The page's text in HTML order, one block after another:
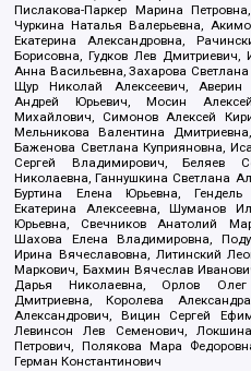
Пислакова-Паркер Марина
Чуркина Наталья Валерьевна,
Екатерина Александровна,
Борисовна, Гудков Лев
Анна Васильевна, Захарова
Щур Николай Алексеевич,
Андрей Юрьевич, Мосин
Михайлович, Симонов Алексей
Мельникова Валентина
Баженова Светлана Куприяновна,
Сергей Владимирович, Беляев
Николаевна, Ганнушкина Светлана
Буртина Елена Юрьевна,
Екатерина Алексеевна, Шуманов
Юрьевна, Свечников Анатолий
Шахова Елена Владимировна,
Ирина Вячеславовна, Литинский
Маркович, Бахмин Вячеслав
Дарья Николаевна, Орлов
Дмитриевна, Королева
Александрович, Вицин Сергей
Левинсон Лев Семенович,
Петрович, Полякова Мара
Герман Константинович